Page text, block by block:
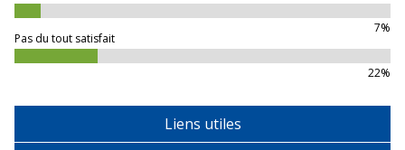
7%
Pas du tout satisfait
22%
Liens utiles